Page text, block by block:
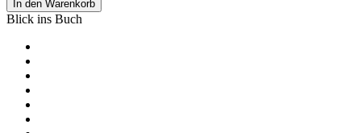
In den Warenkorb
Blick ins Buch